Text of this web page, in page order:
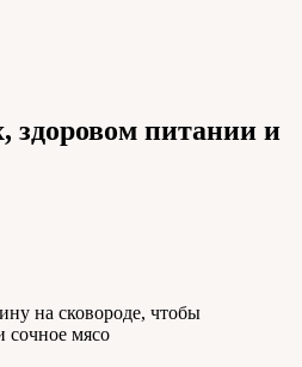
здоровом питании и
на сковороде, чтобы
сочное мясо